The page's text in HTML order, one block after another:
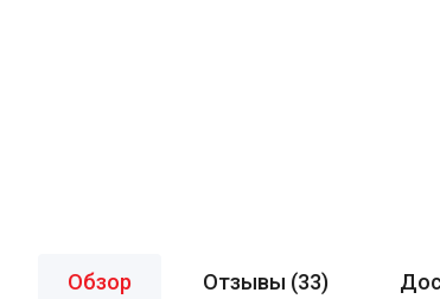
Обзор Отзывы (33)